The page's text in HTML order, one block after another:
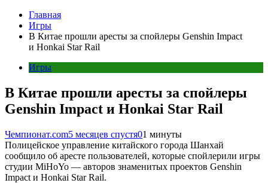
Главная
Игры
В Китае прошли аресты за спойлеры Genshin Impact
и Honkai Star Rail
Игры
В Китае прошли аресты за спойлеры
Genshin Impact и Honkai Star Rail
Чемпионат.com5 месяцев спустя01 минуты
Полицейское управление китайского города Шанхай
сообщило об аресте пользователей, которые спойлерили игры
студии MiHoYo — авторов знаменитых проектов Genshin
Impact и Honkai Star Rail.